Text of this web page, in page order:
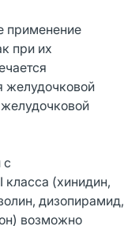
применение
при их
желудочковой
с
класса (хинидин,
дизопирамид,
возможно